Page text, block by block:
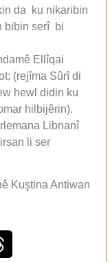
da ku nikaribin
bibin serî bi
Ellîqai
(rejîma Sûrî di
hewl didin ku
hilbijêrin).
Libnanî
li ser
Kuştina Antiwan